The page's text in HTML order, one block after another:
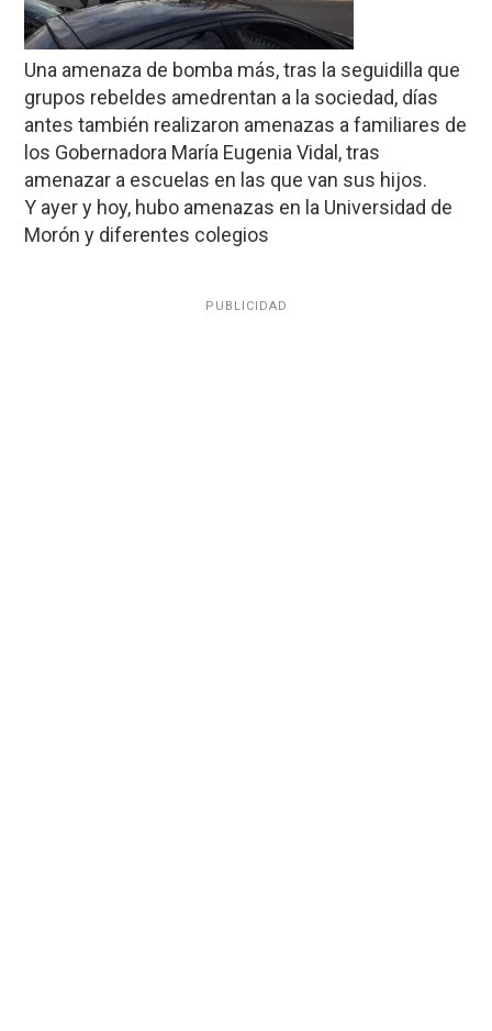
Una amenaza de bomba más, tras la seguidilla que
grupos rebeldes amedrentan a la sociedad, días
antes también realizaron amenazas a familiares de
los Gobernadora María Eugenia Vidal, tras
amenazar a escuelas en las que van sus hijos.
Y ayer y hoy, hubo amenazas en la Universidad de
Morón y diferentes colegios
PUBLICIDAD